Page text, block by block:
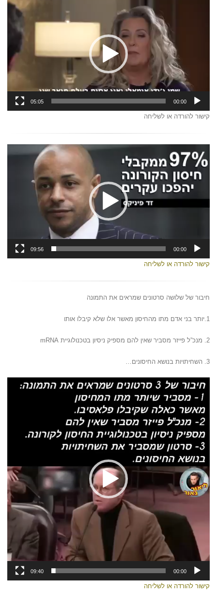
00:00
05:05
קישור להורדה או לשליחה
וידאו
00:00
09:56
קישור להורדה או לשליחה
חיבור של שלושה סרטונים שמראים את התמונה
1.יותר בני אדם מתו מהחיסון מאשר אלו שלא קיבלו אותו
2. מנכ”ל פייזר מסביר שאין להם מספיק ניסיון בטכנולוגיית mRNA
3. השחיתויות בנושא החיסונים…
נגן
וידאו
00:00
09:40
קישור להורדה או לשליחה